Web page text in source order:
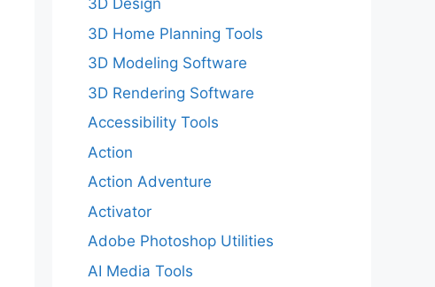
3D Design
3D Home Planning Tools
3D Modeling Software
3D Rendering Software
Accessibility Tools
Action
Action Adventure
Activator
Adobe Photoshop Utilities
AI Media Tools